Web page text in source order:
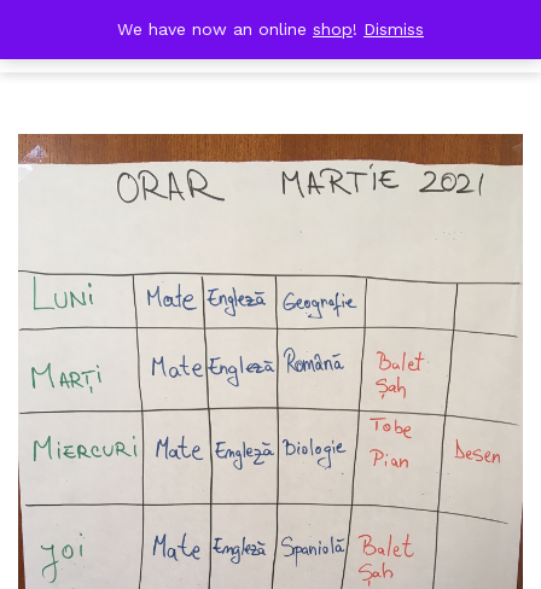
content
DOBRESTII
We have now an online shop! Dismiss